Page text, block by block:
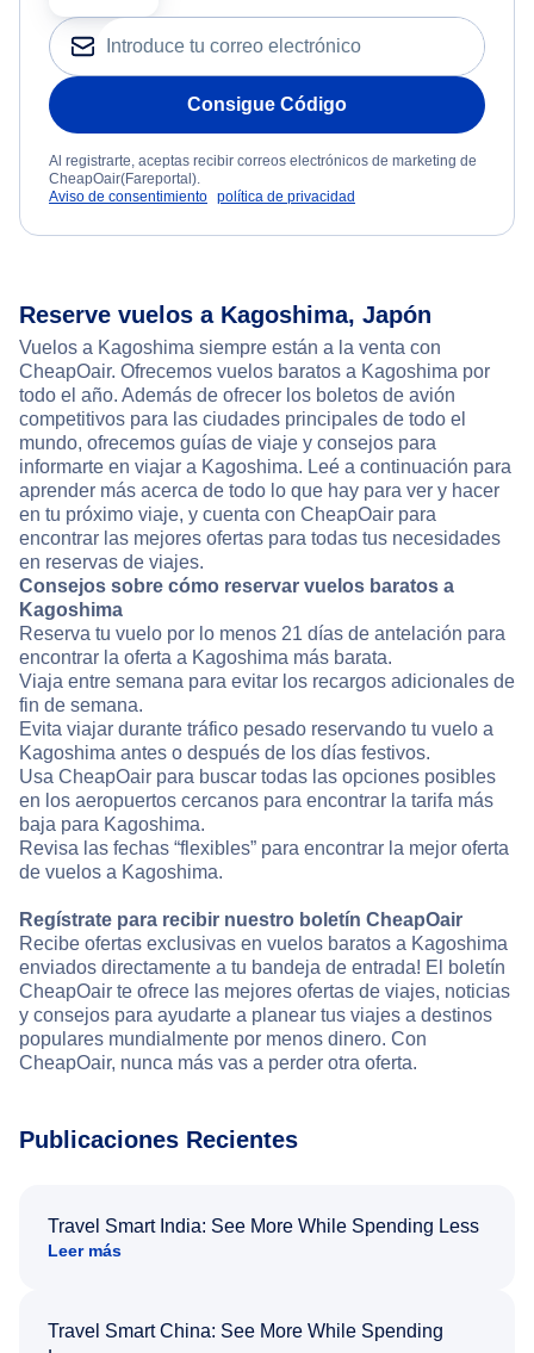
Consigue Código
Al registrarte, aceptas recibir correos electrónicos de marketing de
CheapOair(Fareportal).
Aviso de consentimiento política de privacidad
Reserve vuelos a Kagoshima, Japón
Vuelos a Kagoshima siempre están a la venta con
CheapOair. Ofrecemos vuelos baratos a Kagoshima por
todo el año. Además de ofrecer los boletos de avión
competitivos para las ciudades principales de todo el
mundo, ofrecemos guías de viaje y consejos para
informarte en viajar a Kagoshima. Leé a continuación para
aprender más acerca de todo lo que hay para ver y hacer
en tu próximo viaje, y cuenta con CheapOair para
encontrar las mejores ofertas para todas tus necesidades
en reservas de viajes.
Consejos sobre cómo reservar vuelos baratos a
Kagoshima
Reserva tu vuelo por lo menos 21 días de antelación para
encontrar la oferta a Kagoshima más barata.
Viaja entre semana para evitar los recargos adicionales de
fin de semana.
Evita viajar durante tráfico pesado reservando tu vuelo a
Kagoshima antes o después de los días festivos.
Usa CheapOair para buscar todas las opciones posibles
en los aeropuertos cercanos para encontrar la tarifa más
baja para Kagoshima.
Revisa las fechas “flexibles” para encontrar la mejor oferta
de vuelos a Kagoshima.
Regístrate para recibir nuestro boletín CheapOair
Recibe ofertas exclusivas en vuelos baratos a Kagoshima
enviados directamente a tu bandeja de entrada! El boletín
CheapOair te ofrece las mejores ofertas de viajes, noticias
y consejos para ayudarte a planear tus viajes a destinos
populares mundialmente por menos dinero. Con
CheapOair, nunca más vas a perder otra oferta.
Publicaciones Recientes
Travel Smart India: See More While Spending Less
Leer más
Travel Smart China: See More While Spending